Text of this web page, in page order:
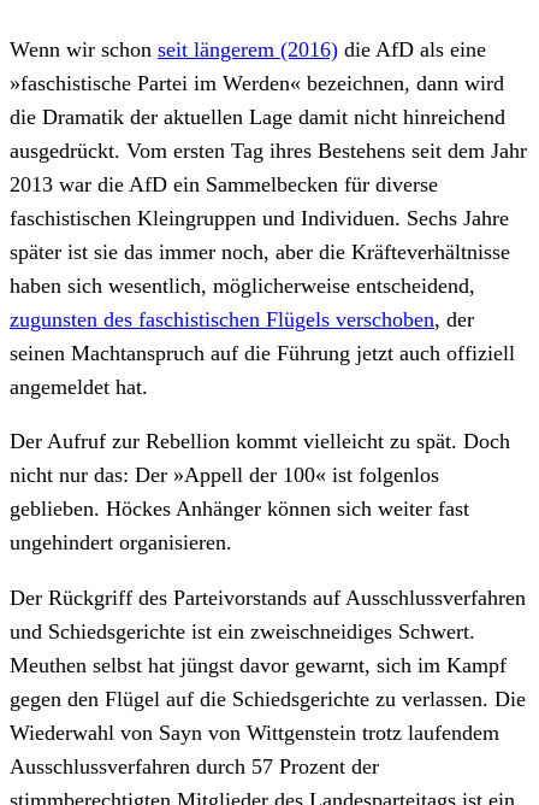
Wenn wir schon seit längerem (2016) die AfD als eine
»faschistische Partei im Werden« bezeichnen, dann wird
die Dramatik der aktuellen Lage damit nicht hinreichend
ausgedrückt. Vom ersten Tag ihres Bestehens seit dem Jahr
2013 war die AfD ein Sammelbecken für diverse
faschistischen Kleingruppen und Individuen. Sechs Jahre
später ist sie das immer noch, aber die Kräfteverhältnisse
haben sich wesentlich, möglicherweise entscheidend,
zugunsten des faschistischen Flügels verschoben, der
seinen Machtanspruch auf die Führung jetzt auch offiziell
angemeldet hat.
Der Aufruf zur Rebellion kommt vielleicht zu spät. Doch
nicht nur das: Der »Appell der 100« ist folgenlos
geblieben. Höckes Anhänger können sich weiter fast
ungehindert organisieren.
Der Rückgriff des Parteivorstands auf Ausschlussverfahren
und Schiedsgerichte ist ein zweischneidiges Schwert.
Meuthen selbst hat jüngst davor gewarnt, sich im Kampf
gegen den Flügel auf die Schiedsgerichte zu verlassen. Die
Wiederwahl von Sayn von Wittgenstein trotz laufendem
Ausschlussverfahren durch 57 Prozent der
stimmberechtigten Mitglieder des Landesparteitags ist ein